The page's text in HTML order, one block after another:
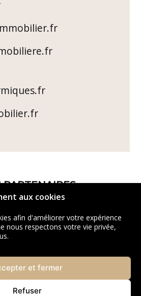
aux cookies
afin d'améliorer votre expérience
nous respectons votre vie privée,
et fermer
Refuser
PARTENAIRES